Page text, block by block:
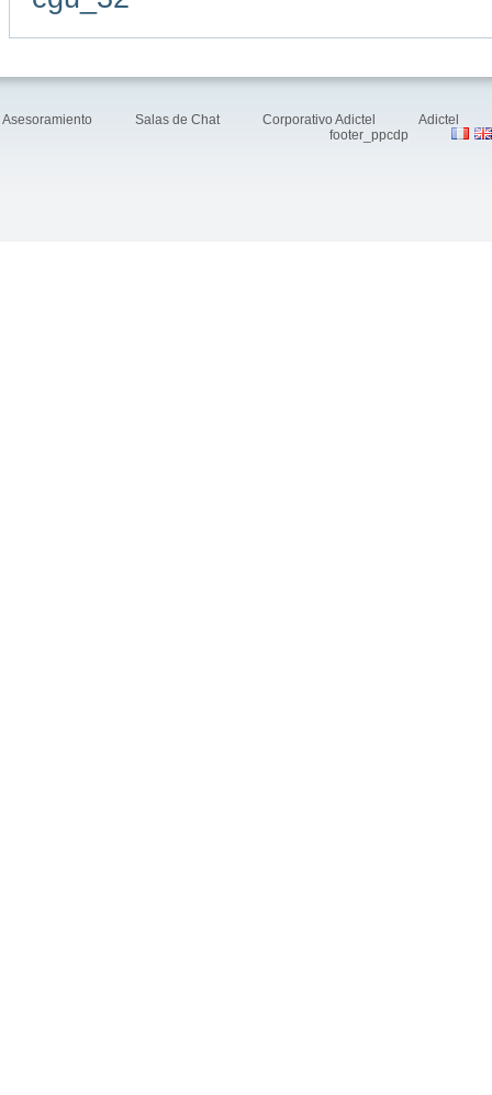
Asesoramiento Salas de Chat Corporativo Adictel
Adictel
footer_ppcdp